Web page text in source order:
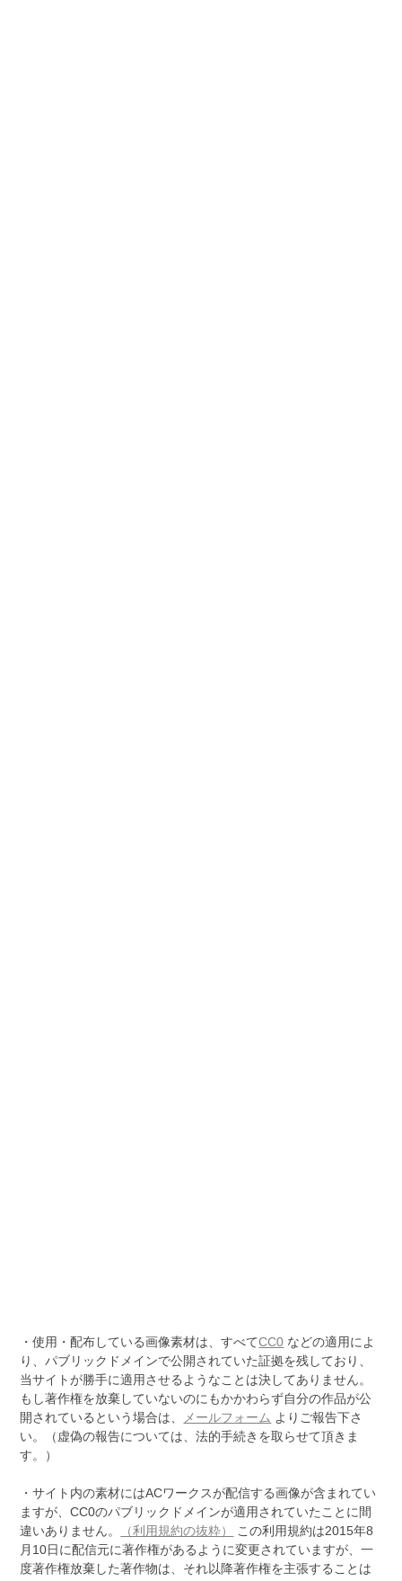
・使用・配布している画像素材は、すべてCC0 などの適用によ
り、パブリックドメインで公開されていた証拠を残しており、
当サイトが勝手に適用させるようなことは決してありません。
もし著作権を放棄していないのにもかかわらず自分の作品が公
開されているという場合は、
メールフォーム よりご報告下さ
い。（虚偽の報告については、法的手続きを取らせて頂きま
す。）
・サイト内の素材にはACワークスが配信する画像が含まれてい
ますが、CC0のパブリックドメインが適用されていたことに間
違いありません。
（利用規約の抜粋）
この利用規約は2015年8
月10日に配信元に著作権があるように変更されていますが、一
度著作権放棄した著作物は、それ以降著作権を主張することは